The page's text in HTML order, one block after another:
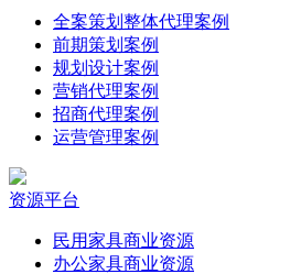
全案策划整体代理案例
前期策划案例
规划设计案例
营销代理案例
招商代理案例
运营管理案例
资源平台
民用家具商业资源
办公家具商业资源